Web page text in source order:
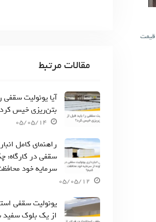
قیمت
مقالات مرتبط
آیا یونولیت سقفی
بتن‌ریزی خیس
05/05/14
راهنمای کامل
سقفی در کارگاه:
سرمایه خود
05/05/12
یونولیت سقفی
از یک بلوک سفید